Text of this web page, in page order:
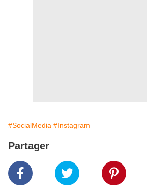
#SocialMedia #Instagram
Partager